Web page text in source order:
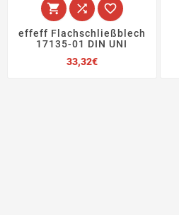
  
effeff Flachschließblech
17135-01 DIN UNI
33,32€Preis